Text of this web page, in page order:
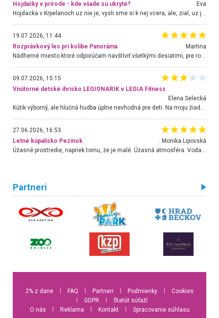
Hojdačky v prírode - kde všade sú ukryté?
Eva
Hojdacka v Krpelanoch uz nie je, vysli sme si k nej vcera, ale, zial, uz je znicena. Ak sem planujete cestu len kvoli hojdacke, mozete si ju usetrit. Krasny vyhlad je tu vsak aj bez hojdacky :-)
19.07.2026, 11:44
Rozprávkový les pri kolibe Panoráma
Martina
Nádherné miesto ktoré odporúčam navštíviť všetkými desiatimi, pre rodiny s deťmi, dôchodcom... Proste a jednoducho ozaj rozprávkový les.. určite ešte prídeme. Odniesli sme si na pamiatku krásne tričká,
09.07.2026, 15:15
Vnútorné detské ihrisko LEGIONARIK v LEGIA Fitness
Elena Selecká
Kútik výborný, ale hlučná hudba úplne nevhodná pre deti. Na moju žiadosť o aspoň sušenie nereagovali.
27.06.2026, 16:53
Letné kúpalisko Pezinok
. Monika Lipovská
Partneri
2% z dane FAQ Partneri Podmienky
Cookies
GDPR
Štatút súťaží
O nás
Reklama Kontakt Spracovanie súhlasu